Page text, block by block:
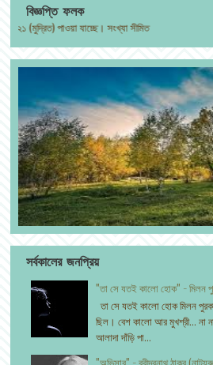
বিজ্ঞপ্তি ফলক
পাওয়া যাচ্ছে। সংখ্যা সীমিত
সর্বকালের জনপ্রিয়
"তা সে যতই কালো হোক" - মিলন
তা সে যতই কালো হোক মিলন
ছিল। বেশ কালো আর মুখশ্রী... না
আলাদা দাঁড়ি পা...